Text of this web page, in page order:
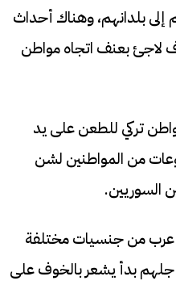
إلى بلدانهم، وهناك أحداث
لاجئ بعنف اتجاه مواطن
تركي للطعن على يد
من المواطنين لشن
السوريين.
عرب من جنسيات مختلفة
جلهم بدأ يشعر بالخوف على